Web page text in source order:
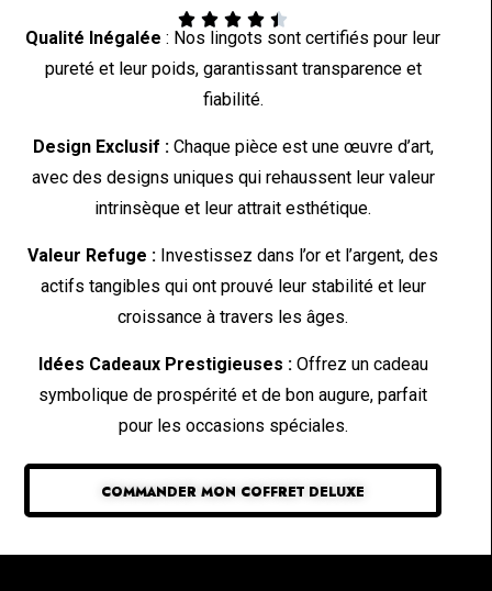
    
Qualité Inégalée : Nos lingots sont certifiés pour leur
pureté et leur poids, garantissant transparence et
fiabilité.
Design Exclusif :Chaque pièce est une œuvre d’art,
avec des designs uniques qui rehaussent leur valeur
intrinsèque et leur attrait esthétique.
Valeur Refuge : Investissez dans l’or et l’argent, des
actifs tangibles qui ont prouvé leur stabilité et leur
croissance à travers les âges.
Idées Cadeaux Prestigieuses :Offrez un cadeau
symbolique de prospérité et de bon augure, parfait
pour les occasions spéciales.
COMMANDER MON COFFRET DELUXE